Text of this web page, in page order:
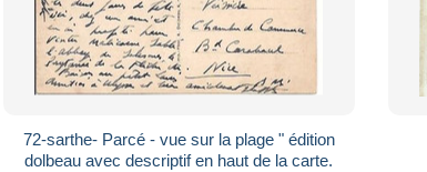
72-sarthe- Parcé - vue sur la plage " édition
dolbeau avec descriptif en haut de la carte.